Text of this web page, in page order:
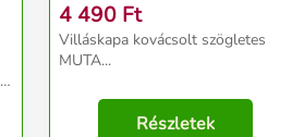
4 490 Ft
Villáskapa kovácsolt szögletes
MUTA...
Részletek